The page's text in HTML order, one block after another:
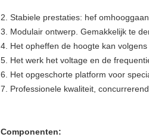
2. Stabiele prestaties: hef
3. Modulair ontwerp. Gemakkelijk te
4. Het opheffen de hoogte kan
5. Het werk het voltage en de
6. Het opgeschorte platform voor
7. Professionele kwaliteit,
Componenten: